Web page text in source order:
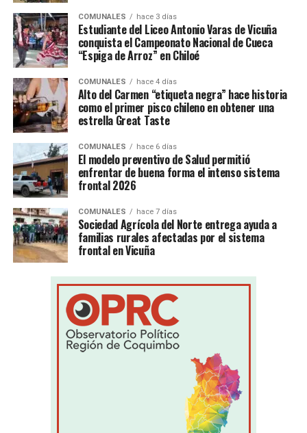
COMUNALES hace 3 días
Estudiante del Liceo Antonio Varas de Vicuña
conquista el Campeonato Nacional de Cueca
“Espiga de Arroz” en Chiloé
COMUNALES hace 4 días
Alto del Carmen “etiqueta negra” hace historia
como el primer pisco chileno en obtener una
estrella Great Taste
COMUNALES hace 6 días
El modelo preventivo de Salud permitió
enfrentar de buena forma el intenso sistema
frontal 2026
COMUNALES hace 7 días
Sociedad Agrícola del Norte entrega ayuda a
familias rurales afectadas por el sistema
frontal en Vicuña